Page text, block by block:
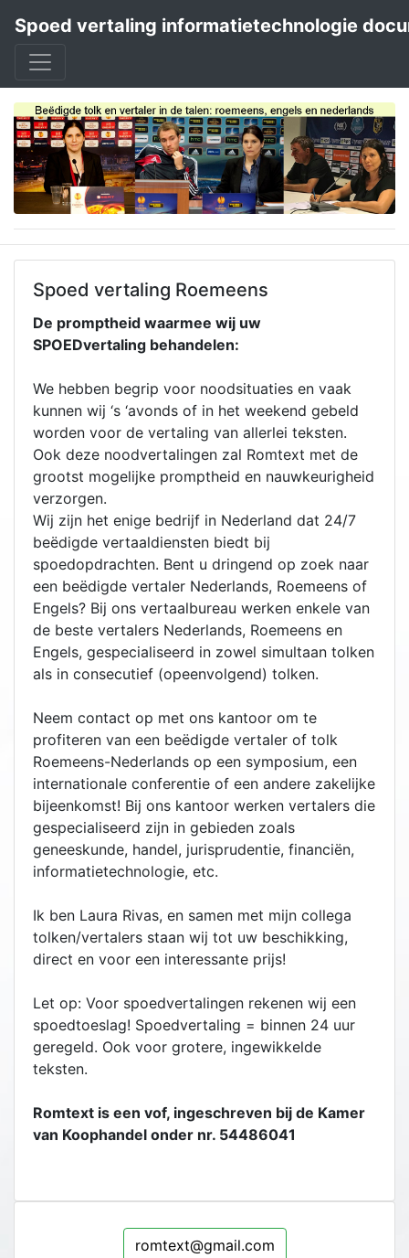
Spoed vertaling informatietechnologie
Spoed vertaling Roemeens
De promptheid waarmee wij uw
SPOEDvertaling behandelen:
We hebben begrip voor noodsituaties en vaak
kunnen wij ‘s ‘avonds of in het weekend gebeld
worden voor de vertaling van allerlei teksten.
Ook deze noodvertalingen zal Romtext met de
grootst mogelijke promptheid en nauwkeurigheid
verzorgen.
Wij zijn het enige bedrijf in Nederland dat 24/7
beëdigde vertaaldiensten biedt bij
spoedopdrachten. Bent u dringend op zoek naar
een beëdigde vertaler Nederlands, Roemeens of
Engels? Bij ons vertaalbureau werken enkele van
de beste vertalers Nederlands, Roemeens en
Engels, gespecialiseerd in zowel simultaan tolken
als in consecutief (opeenvolgend) tolken.
Neem contact op met ons kantoor om te
profiteren van een beëdigde vertaler of tolk
Roemeens-Nederlands op een symposium, een
internationale conferentie of een andere zakelijke
bijeenkomst! Bij ons kantoor werken vertalers die
gespecialiseerd zijn in gebieden zoals
geneeskunde, handel, jurisprudentie, financiën,
informatietechnologie, etc.
Ik ben Laura Rivas, en samen met mijn collega
tolken/vertalers staan wij tot uw beschikking,
direct en voor een interessante prijs!
Let op: Voor spoedvertalingen rekenen wij een
spoedtoeslag! Spoedvertaling = binnen 24 uur
geregeld. Ook voor grotere, ingewikkelde
teksten.
Romtext is een vof, ingeschreven bij de Kamer
van Koophandel onder nr. 54486041
romtext@gmail.com